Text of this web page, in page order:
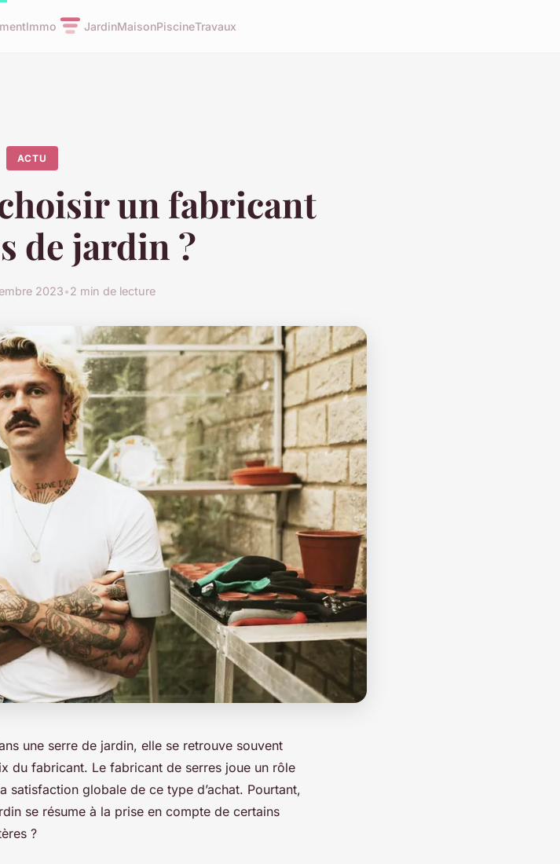
Immo JardinMaisonPiscineTravaux
ACTU
un fabricant
de jardin ?
2023•2 min de lecture
une serre de jardin, elle se retrouve souvent
du fabricant. Le fabricant de serres joue un rôle
satisfaction globale de ce type d’achat. Pourtant,
se résume à la prise en compte de certains
?